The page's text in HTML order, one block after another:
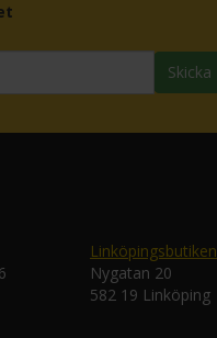
Skicka
Linköpingsbutiken
Nygatan 20
582 19 Linköping